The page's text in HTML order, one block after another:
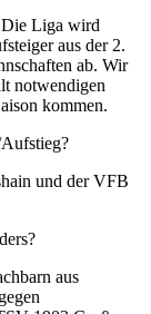
Die Liga wird
aus der 2.
ab. Wir
notwendigen
kommen.
und der VFB
aus